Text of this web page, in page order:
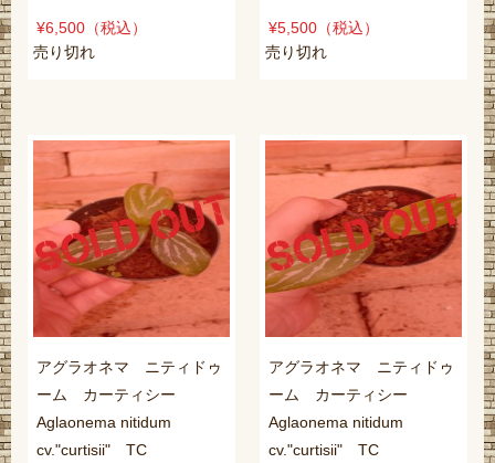
¥6,500 （税込）
売り切れ
¥5,500 （税込）
売り切れ
アグラオネマ ニティドゥ
ーム カーティシー
Aglaonema nitidum
cv."curtisii" TC
アグラオネマ ニティドゥ
ーム カーティシー
Aglaonema nitidum
cv."curtisii" TC